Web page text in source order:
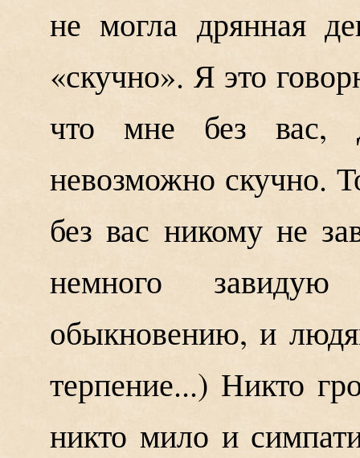
не могла дрянная
«скучно». Я это
что мне без вас,
невозможно скучно.
без вас никому не
немного
обыкновению, и
терпение...) Никто
никто мило и